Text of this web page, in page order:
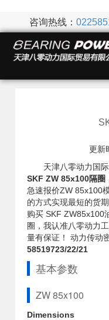
咨询热线：
更新
天津八零动力国
SKF ZW 85x100隔圈
急速报价ZW 85x100
的方式实现最短的货期
购买 SKF ZW85x100
圈，我认准八零动力
量有保证！ 动力传动
58519723/22/21
基本参数
ZW 85x100
Dimensions